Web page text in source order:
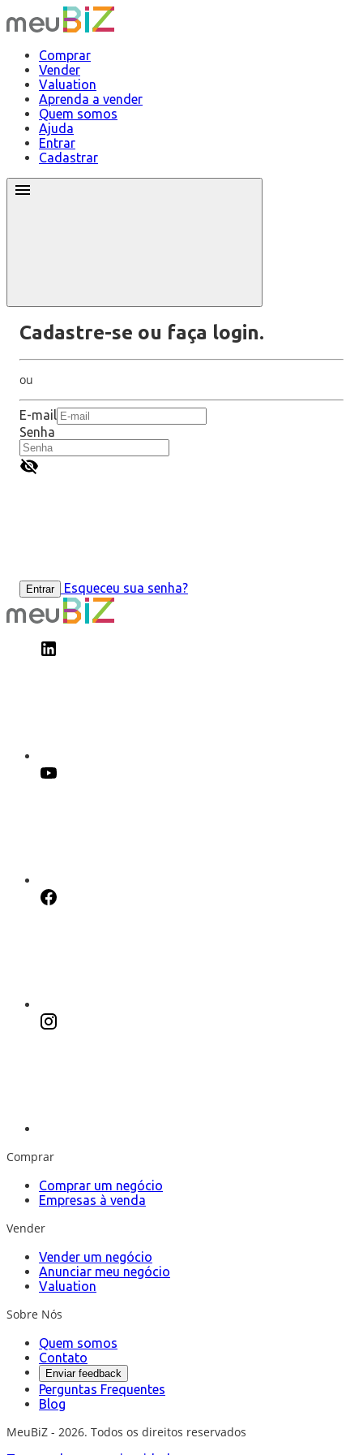
Comprar
Vender
Valuation
Aprenda a vender
Quem somos
Ajuda
Entrar
Cadastrar
Cadastre-se ou faça login.
ou
E-mail
Senha
Entrar Esqueceu sua senha?
Comprar
Comprar um negócio
Empresas à venda
Vender
Vender um negócio
Anunciar meu negócio
Valuation
Sobre Nós
Quem somos
Contato
Enviar feedback
Perguntas Frequentes
Blog
MeuBiZ - 2026. Todos os direitos reservados